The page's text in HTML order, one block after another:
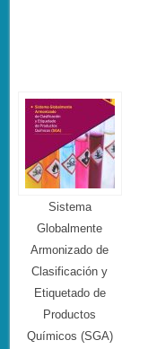
Sistema
Globalmente
Armonizado de
Clasificación y
Etiquetado de
Productos
Químicos (SGA)